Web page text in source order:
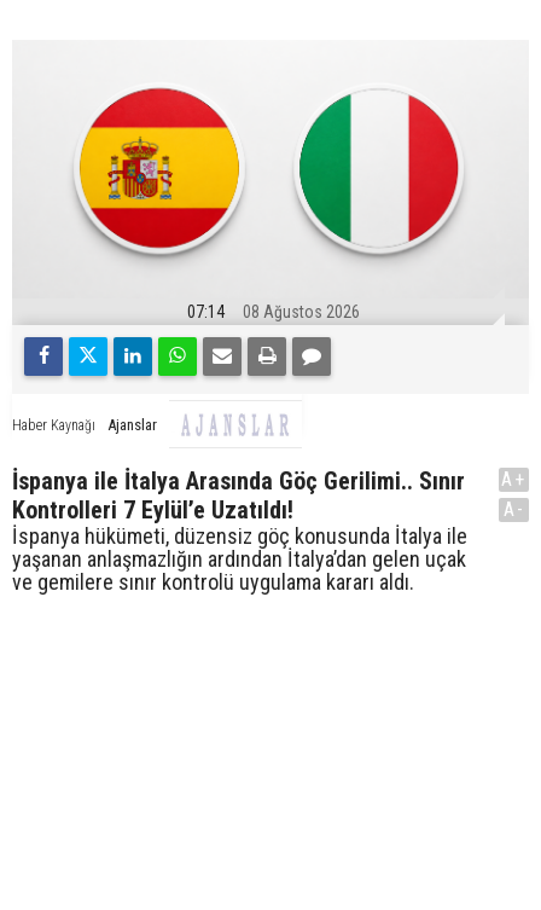
07:14 08 Ağustos 2026
Haber Kaynağı Ajanslar
İspanya ile İtalya Arasında Göç Gerilimi.. Sınır
Kontrolleri 7 Eylül’e Uzatıldı!
İspanya hükümeti, düzensiz göç konusunda İtalya ile
yaşanan anlaşmazlığın ardından İtalya’dan gelen uçak
ve gemilere sınır kontrolü uygulama kararı aldı.
A+
A-